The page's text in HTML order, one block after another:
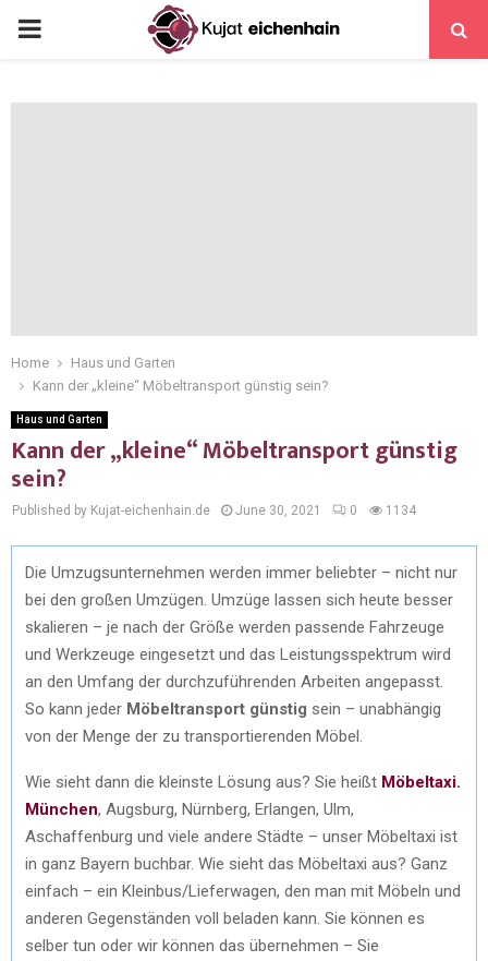
Home
Haus und Garten
Kann der „kleine“ Möbeltransport günstig sein?
Haus und Garten
Kann der „kleine“ Möbeltransport günstig
sein?
Published by Kujat-eichenhain.de June 30, 2021 0 1134
Die Umzugsunternehmen werden immer beliebter – nicht nur
bei den großen Umzügen. Umzüge lassen sich heute besser
skalieren – je nach der Größe werden passende Fahrzeuge
und Werkzeuge eingesetzt und das Leistungsspektrum wird
an den Umfang der durchzuführenden Arbeiten angepasst.
So kann jeder Möbeltransport günstig sein – unabhängig
von der Menge der zu transportierenden Möbel.
Wie sieht dann die kleinste Lösung aus? Sie heißt Möbeltaxi.
München, Augsburg, Nürnberg, Erlangen, Ulm,
Aschaffenburg und viele andere Städte – unser Möbeltaxi ist
in ganz Bayern buchbar. Wie sieht das Möbeltaxi aus? Ganz
einfach – ein Kleinbus/Lieferwagen, den man mit Möbeln und
anderen Gegenständen voll beladen kann. Sie können es
selber tun oder wir können das übernehmen – Sie